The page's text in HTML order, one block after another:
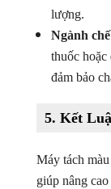
lượng.
Ngành
thuốc hoặc
đảm bảo
5. Kết
Máy tách
giúp nâng